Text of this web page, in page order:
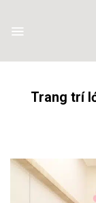
content
Trang trí